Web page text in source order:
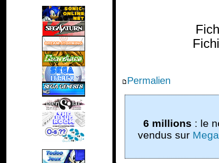
Permalien
6 millions : le
vendus sur